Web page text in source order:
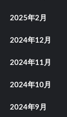
2025年2月
2024年12月
2024年11月
2024年10月
2024年9月